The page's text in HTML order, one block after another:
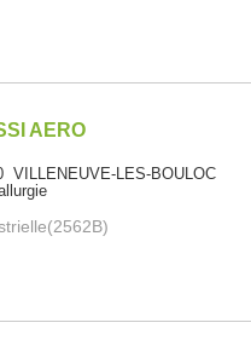
AERO
VILLENEUVE-LES-BOULOC